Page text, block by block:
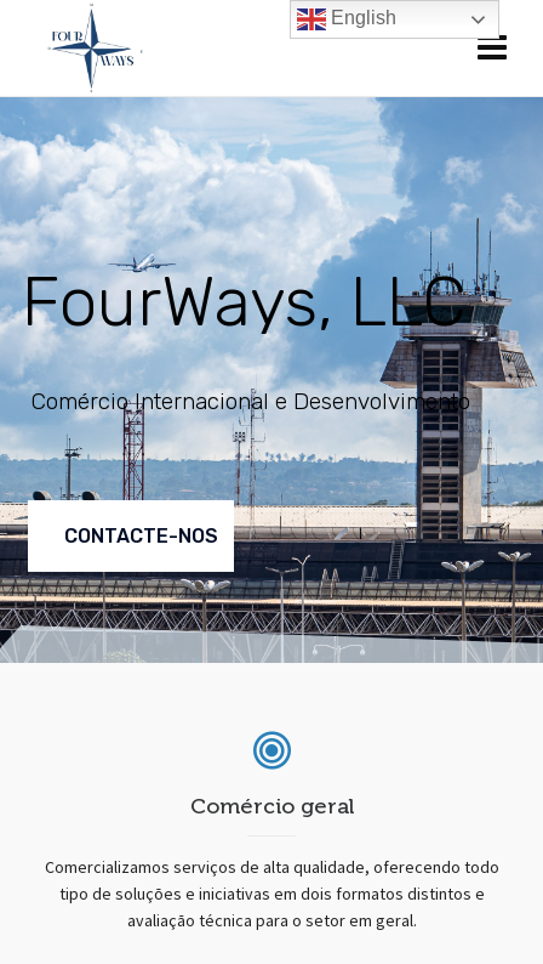
FourWays, LLC
Comércio Internacional e Desenvolvimento
CONTACTE-NOS
Comércio geral
Comercializamos serviços de alta qualidade, oferecendo todo
tipo de soluções e iniciativas em dois formatos distintos e
avaliação técnica para o setor em geral.
English